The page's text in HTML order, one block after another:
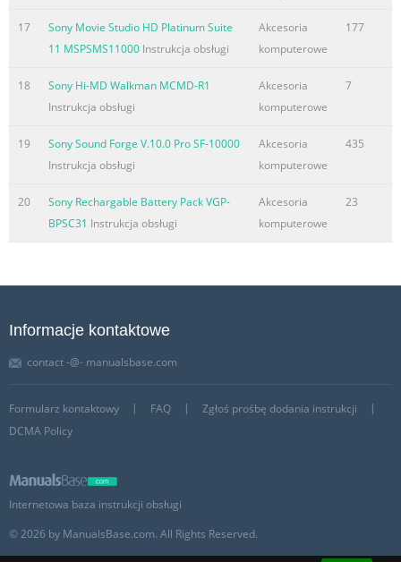
17
Sony Movie Studio HD Platinum Suite
11 MSPSMS11000 Instrukcja obsługi
Akcesoria
komputerowe
177
18
Sony Hi-MD Walkman MCMD-R1
Instrukcja obsługi
Akcesoria
komputerowe
7
19
Sony Sound Forge V.10.0 Pro SF-10000
Instrukcja obsługi
Akcesoria
komputerowe
435
20
Sony Rechargable Battery Pack VGP-
BPSC31 Instrukcja obsługi
Akcesoria
komputerowe
23
Informacje kontaktowe
contact -@- manualsbase.com
Formularz kontaktowy FAQ
Zgłoś prośbę dodania instrukcji
DCMA Policy
Internetowa baza instrukcji obsługi
© 2026 by ManualsBase.com. All Rights Reserved.